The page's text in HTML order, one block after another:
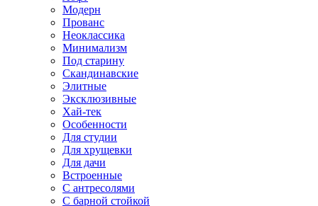
Модерн
Прованс
Неоклассика
Минимализм
Под старину
Скандинавские
Элитные
Эксклюзивные
Хай-тек
Особенности
Для студии
Для хрущевки
Для дачи
Встроенные
С антресолями
С барной стойкой